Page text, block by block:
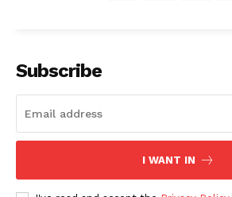
Subscribe
I WANT IN